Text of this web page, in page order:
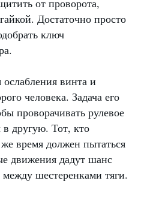
от проворота,
Достаточно просто
ключ
винта и
человека. Задача его
проворачивать рулевое
в другую. Тот, кто
время должен пытаться
движения дадут шанс
между шестеренками тяги.